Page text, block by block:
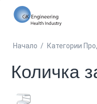
Начало / Категории
Количка